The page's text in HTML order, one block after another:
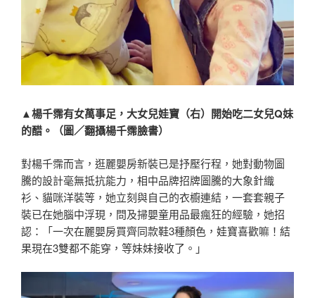
▲楊千霈有女萬事足，大女兒娃寶（右）開始吃二女兒Q妹
的醋。（圖／翻攝楊千霈臉書）
對楊千霈而言，逛麗嬰房新裝已是抒壓行程，她對動物圖
騰的設計毫無抵抗能力，相中品牌招牌圖騰的大象針織
衫、貓咪洋裝等，她立刻與自己的衣櫥連結，一套套親子
裝已在她腦中浮現，問及掃嬰童用品最瘋狂的經驗，她招
認：「一次在麗嬰房買齊同款鞋3種顏色，娃寶喜歡嘛！結
果現在3雙都不能穿，等妹妹接收了。」